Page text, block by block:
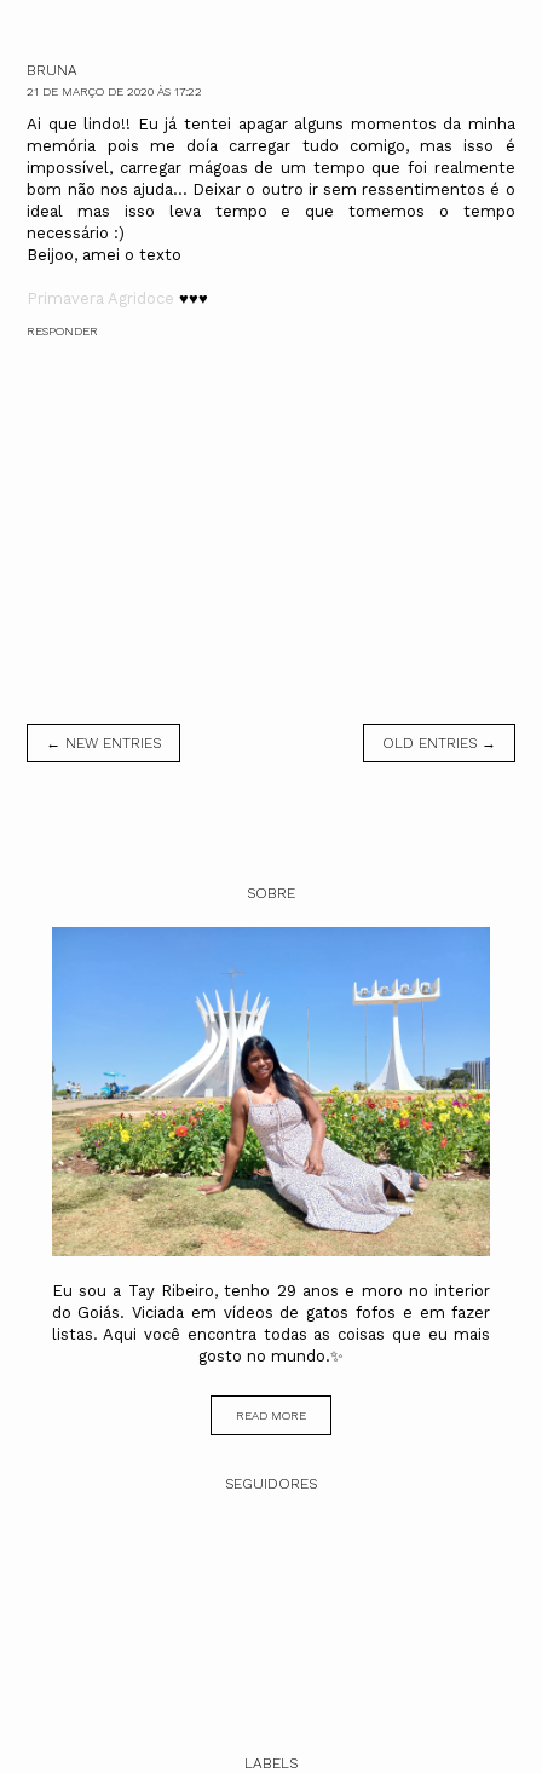
BRUNA
21 DE MARÇO DE 2020 ÀS 17:22
Ai que lindo!! Eu já tentei apagar alguns momentos da minha
memória pois me doía carregar tudo comigo, mas isso é
impossível, carregar mágoas de um tempo que foi realmente
bom não nos ajuda... Deixar o outro ir sem ressentimentos é o
ideal mas isso leva tempo e que tomemos o tempo
necessário :)
Beijoo, amei o texto
Primavera Agridoce ♥️♥️♥️
RESPONDER
← NEW ENTRIES OLD ENTRIES →
SOBRE
Eu sou a Tay Ribeiro, tenho 29 anos e moro no interior
do Goiás. Viciada em vídeos de gatos fofos e em fazer
listas. Aqui você encontra todas as coisas que eu mais
gosto no mundo.✨
READ MORE
SEGUIDORES
LABELS